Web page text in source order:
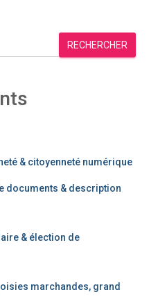
RECHERCHER
& citoyenneté numérique
documents & description
& élection de
marchandes, grand